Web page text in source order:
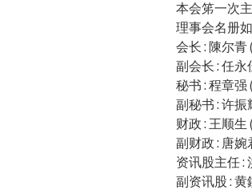
本会笫一次
理事会名册如
会长 : 陳尔青
副会长 : 任永
秘书 : 程章强
副秘书 : 许振
财政 : 王顺生
副财政 : 唐婉
资讯股主任 :
副资讯股 : 黄